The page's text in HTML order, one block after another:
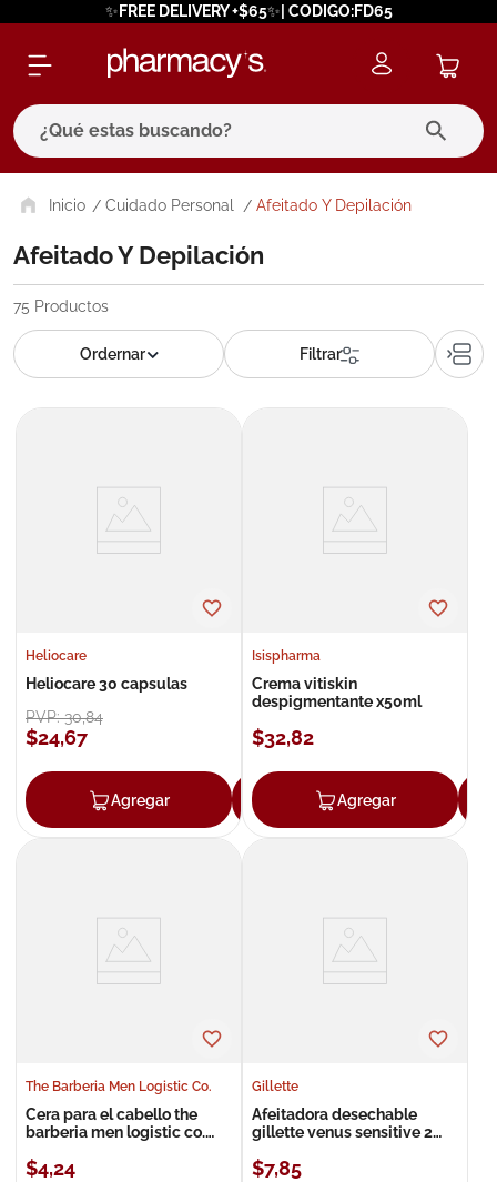
✨FREE DELIVERY +$65✨| CODIGO:FD65
¿Qué estas buscando?
Cuidado Personal Afeitado Y Depilación
Afeitado Y Depilación
75 Productos
Heliocare
Heliocare 30 capsulas
PVP:30,84
$24,67
Agregar Agregar
Isispharma
Crema vitiskin
despigmentante x50ml
$32,82
Agregar
The Barberia Men Logistic Co.
Cera para el cabello the
barberia men logistic co.
70 g
$4,24
Gillette
Afeitadora desechable
gillette venus sensitive 2
$7,85
términos más buscados
1. eucerin
2. protector solar
pilexil
roche posay
isdin